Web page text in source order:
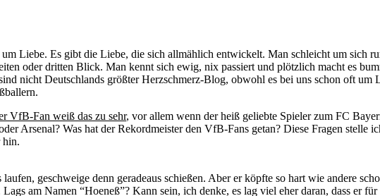
Liebe. Es gibt die Liebe, die sich allmählich entwickelt. Man schleicht um sich
oder dritten Blick. Man kennt sich ewig, nix passiert und plötzlich macht es
nicht Deutschlands größter Herzschmerz-Blog, obwohl es bei uns schon oft um
VfB-Fan weiß das zu sehr, vor allem wenn der heiß geliebte Spieler zum FC
Arsenal? Was hat der Rekordmeister den VfB-Fans getan? Diese Fragen stelle
hin.
geschweige denn geradeaus schießen. Aber er köpfte so hart wie andere
am Namen “Hoeneß”? Kann sein, ich denke, es lag viel eher daran, dass er